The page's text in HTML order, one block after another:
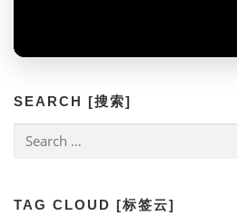
SEARCH [搜索]
for:
TAG CLOUD [标签云]